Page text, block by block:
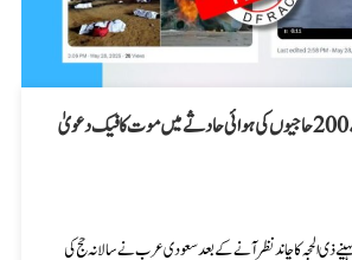
فیکٹ چیک: موریطانیہ کے 200 حاجیوں کی ہوائی حادثے میں موت کا فیک دعویٰ
ذی الحجہ کا چاند نظر آنے کے بعد سعودی عرب نے سالانہ حج کی